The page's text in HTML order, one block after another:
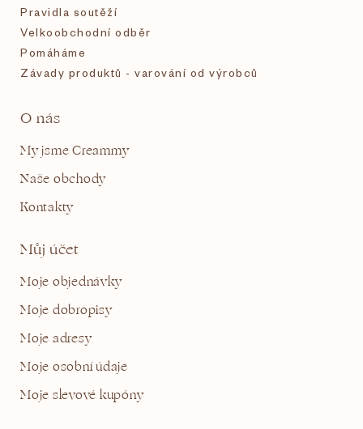
Pravidla soutěží
Velkoobchodní odběr
Pomáháme
Závady produktů - varování od výrobců
O nás
My jsme Creammy
Naše obchody
Kontakty
Můj účet
Moje objednávky
Moje dobropisy
Moje adresy
Moje osobní údaje
Moje slevové kupóny